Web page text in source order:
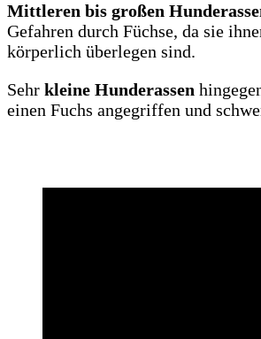
Mittleren bis großen
Gefahren durch Füchse, da sie
körperlich überlegen sind.
Sehr kleine Hunderassen
einen Fuchs angegriffen und